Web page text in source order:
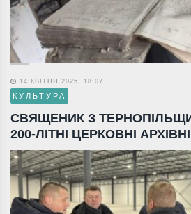
14 КВІТНЯ 2025, 18:07
КУЛЬТУРА
СВЯЩЕНИК З
200-ЛІТНІ ЦЕРКОВНІ